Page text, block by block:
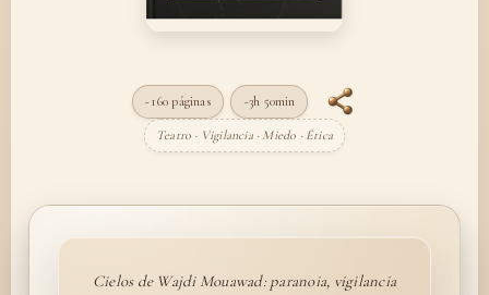
~160 páginas ~3h 50min
Teatro · Vigilancia · Miedo · Ética
Cielos de Wajdi Mouawad: paranoia, vigilancia